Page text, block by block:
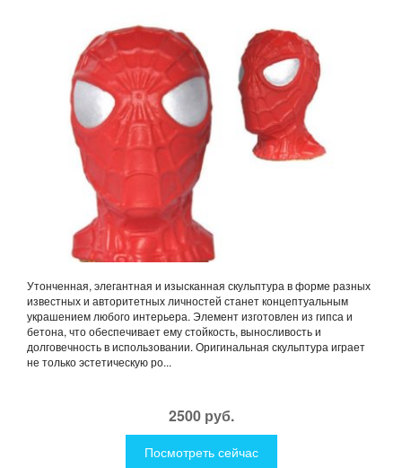
Утонченная, элегантная и изысканная скульптура в форме разных
известных и авторитетных личностей станет концептуальным
украшением любого интерьера. Элемент изготовлен из гипса и
бетона, что обеспечивает ему стойкость, выносливость и
долговечность в использовании. Оригинальная скульптура играет
не только эстетическую ро...
2500 руб.
Посмотреть сейчас